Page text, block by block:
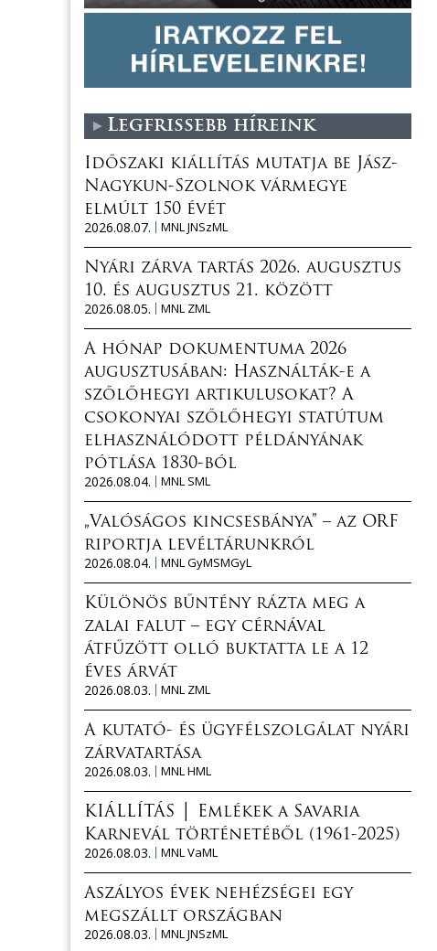
Legfrissebb híreink
Időszaki kiállítás mutatja be Jász-
Nagykun-Szolnok vármegye
elmúlt 150 évét
2026.08.07.
MNL JNSzML
Nyári zárva tartás 2026. augusztus
10. és augusztus 21. között
2026.08.05.
MNL ZML
A hónap dokumentuma 2026
augusztusában: Használták-e a
szőlőhegyi artikulusokat? A
csokonyai szőlőhegyi statútum
elhasználódott példányának
pótlása 1830-ból
2026.08.04.
MNL SML
„Valóságos kincsesbánya” – az ORF
riportja levéltárunkról
2026.08.04.
MNL GyMSMGyL
Különös bűntény rázta meg a
zalai falut – egy cérnával
átfűzött olló buktatta le a 12
éves árvát
2026.08.03.
MNL ZML
A kutató- és ügyfélszolgálat nyári
zárvatartása
2026.08.03.
MNL HML
KIÁLLÍTÁS │ Emlékek a Savaria
Karnevál történetéből (1961-2025)
2026.08.03.
MNL VaML
Aszályos évek nehézségei egy
megszállt országban
2026.08.03.
MNL JNSzML